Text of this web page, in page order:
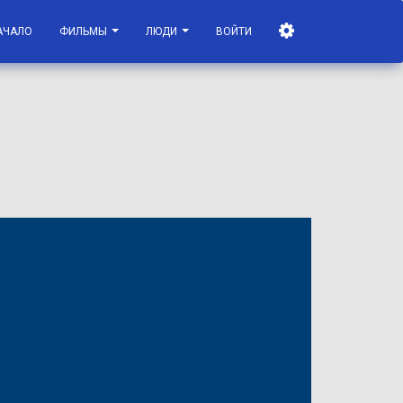
ФИЛЬМЫ ЛЮДИ ВОЙТИ